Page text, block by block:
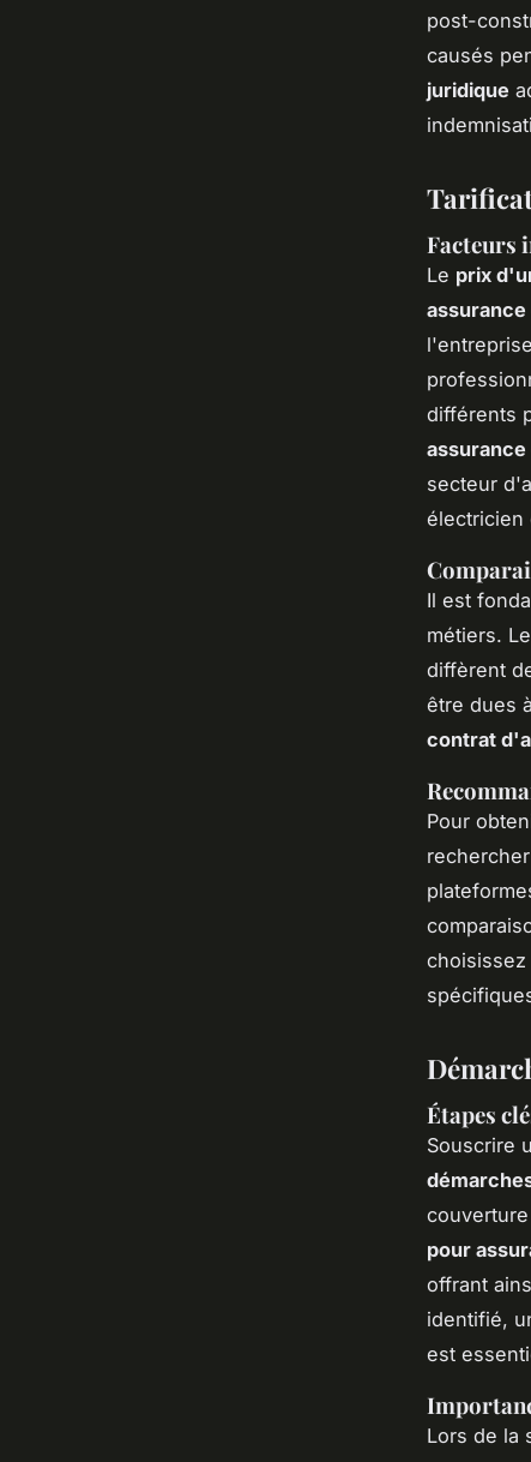
post-
causés
juridique
Facteurs
Le prix
différents
secteur
électricien
Il est
métiers.
diffèrent
être dues
contrat
Pour
Étapes
Souscrire
pour
offrant
identifié,
est
Lors de la